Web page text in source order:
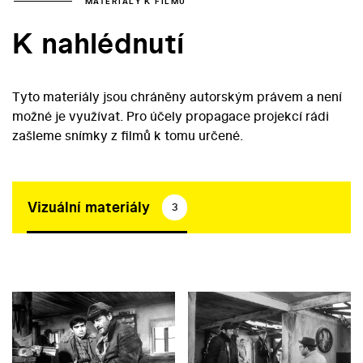
K nahlédnutí
Tyto materiály jsou chráněny autorským právem a není
možné je využívat. Pro účely propagace projekcí rádi
zašleme snímky z filmů k tomu určené.
Vizuální materiály 3